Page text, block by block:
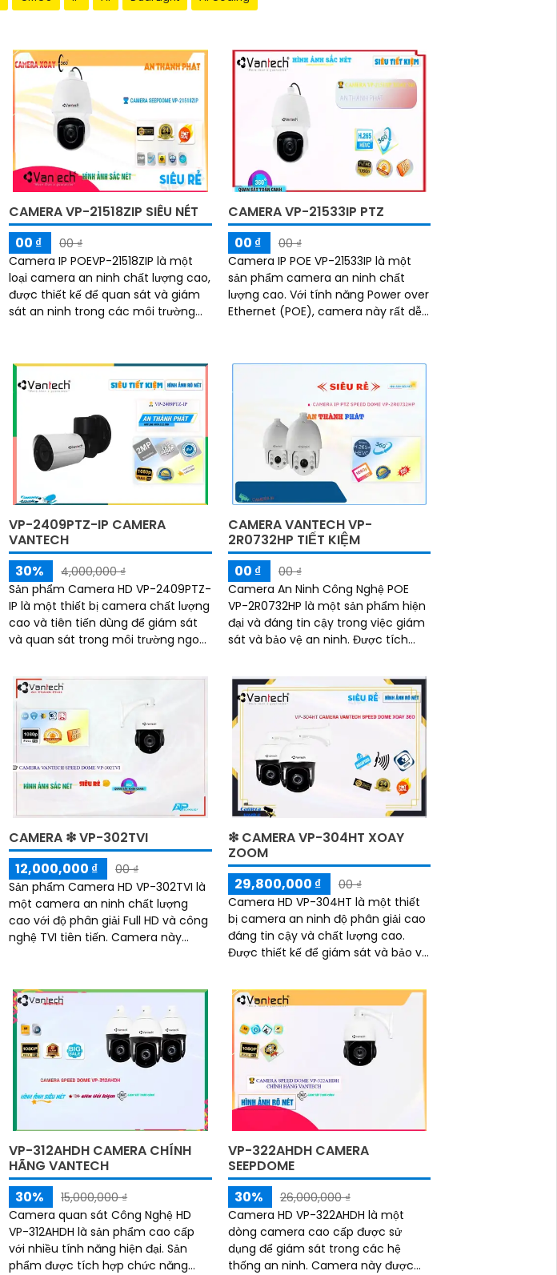
CAMERA VP-21518ZIP SIÊU NÉT
00 ₫
00 ₫
Camera IP POEVP-21518ZIP là một
loại camera an ninh chất lượng cao,
được thiết kế để quan sát và giám
sát an ninh trong các môi trường
CAMERA VP-21533IP PTZ
00 ₫
00 ₫
Camera IP POE VP-21533IP là một
sản phẩm camera an ninh chất
lượng cao. Với tính năng Power over
Ethernet (POE), camera này rất dễ
VP-2409PTZ-IP CAMERA
VANTECH
30%
4,000,000 ₫
Sản phẩm Camera HD VP-2409PTZ-
IP là một thiết bị camera chất lượng
cao và tiên tiến dùng để giám sát
và quan sát trong môi trường ngoại
(PTZ),...
CAMERA VANTECH VP-
2R0732HP TIẾT KIỆM
00 ₫
00 ₫
Camera An Ninh Công Nghệ POE
VP-2R0732HP là một sản phẩm hiện
đại và đáng tin cậy trong việc giám
sát và bảo vệ an ninh. Được tích
camera này cho phép người dùng
xem đối tượng từ xa một cách dễ
dàng
CAMERA ❇ VP-302TVI
12,000,000 ₫
00 ₫
Sản phẩm Camera HD VP-302TVI là
một camera an ninh chất lượng
cao với độ phân giải Full HD và công
nghệ TVI tiên tiến. Camera này
❇ CAMERA VP-304HT XOAY
ZOOM
29,800,000 ₫
00 ₫
Camera HD VP-304HT là một thiết
bị camera an ninh độ phân giải cao
đáng tin cậy và chất lượng cao.
Được thiết kế để giám sát và bảo vệ
camera này sẽ mang lại cho bạn sự
yên tâm và an toàn
VP-312AHDH CAMERA CHÍNH
HÃNG VANTECH
30%
15,000,000 ₫
Camera quan sát Công Nghệ HD
VP-312AHDH là sản phẩm cao cấp
với nhiều tính năng hiện đại. Sản
phẩm được tích hợp chức năng
VP-322AHDH CAMERA
SEEPDOME
30%
26,000,000 ₫
Camera HD VP-322AHDH là một
dòng camera cao cấp được sử
dụng để giám sát trong các hệ
thống an ninh. Camera này được